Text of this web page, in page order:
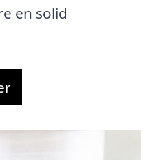
en solid